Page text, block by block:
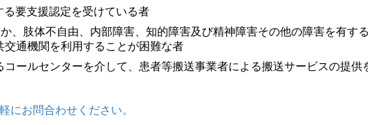
要支援認定を受けている者
、肢体不自由、内部障害、知的障害及び精神障害その他の障害を有す
通機関を利用することが困難な者
ールセンターを介して、患者等搬送事業者による搬送サービスの提供
にお問合わせください。